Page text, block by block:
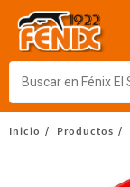
Inicio Productos